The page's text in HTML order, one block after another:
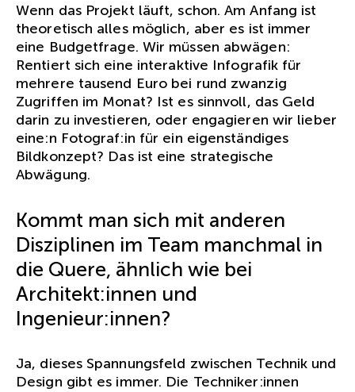
Wenn das Projekt läuft, schon. Am Anfang ist
theoretisch alles möglich, aber es ist immer
eine Budgetfrage. Wir müssen abwägen:
Rentiert sich eine interaktive Infografik für
mehrere tausend Euro bei rund zwanzig
Zugriffen im Monat? Ist es sinnvoll, das Geld
darin zu investieren, oder engagieren wir lieber
eine:n Fotograf:in für ein eigenständiges
Bildkonzept? Das ist eine strategische
Abwägung.
Kommt man sich mit anderen
Disziplinen im Team manchmal in
die Quere, ähnlich wie bei
Architekt:innen und
Ingenieur:innen?
Ja, dieses Spannungsfeld zwischen Technik und
Design gibt es immer. Die Techniker:innen